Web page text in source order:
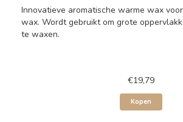
Innovatieve aromatische warme wax
wax. Wordt gebruikt om grote
te waxen.
€19,79
Kopen